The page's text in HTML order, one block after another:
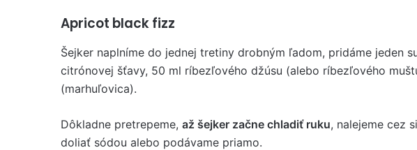
Apricot black fizz
Šejker naplníme do jednej tretiny drobným ľadom, pridáme jeden
citrónovej šťavy, 50 ml ríbezľového džúsu (alebo ríbezľového
(marhuľovica).
Dôkladne pretrepeme, až šejker začne chladiť ruku, nalejeme cez
doliať sódou alebo podávame priamo.